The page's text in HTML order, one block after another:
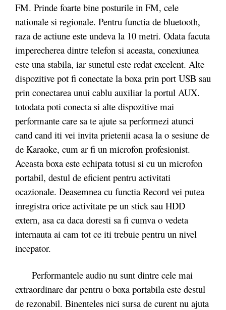
FM. Prinde foarte bine posturile in FM, cele
nationale si regionale. Pentru functia de bluetooth,
raza de actiune este undeva la 10 metri. Odata facuta
imperecherea dintre telefon si aceasta, conexiunea
este una stabila, iar sunetul este redat excelent. Alte
dispozitive pot fi conectate la boxa prin port USB sau
prin conectarea unui cablu auxiliar la portul AUX.
totodata poti conecta si alte dispozitive mai
performante care sa te ajute sa performezi atunci
cand cand iti vei invita prietenii acasa la o sesiune de
de Karaoke, cum ar fi un microfon profesionist.
Aceasta boxa este echipata totusi si cu un microfon
portabil, destul de eficient pentru activitati
ocazionale. Deasemnea cu functia Record vei putea
inregistra orice activitate pe un stick sau HDD
extern, asa ca daca doresti sa fi cumva o vedeta
internauta ai cam tot ce iti trebuie pentru un nivel
incepator.
Performantele audio nu sunt dintre cele mai
extraordinare dar pentru o boxa portabila este destul
de rezonabil. Binenteles nici sursa de curent nu ajuta